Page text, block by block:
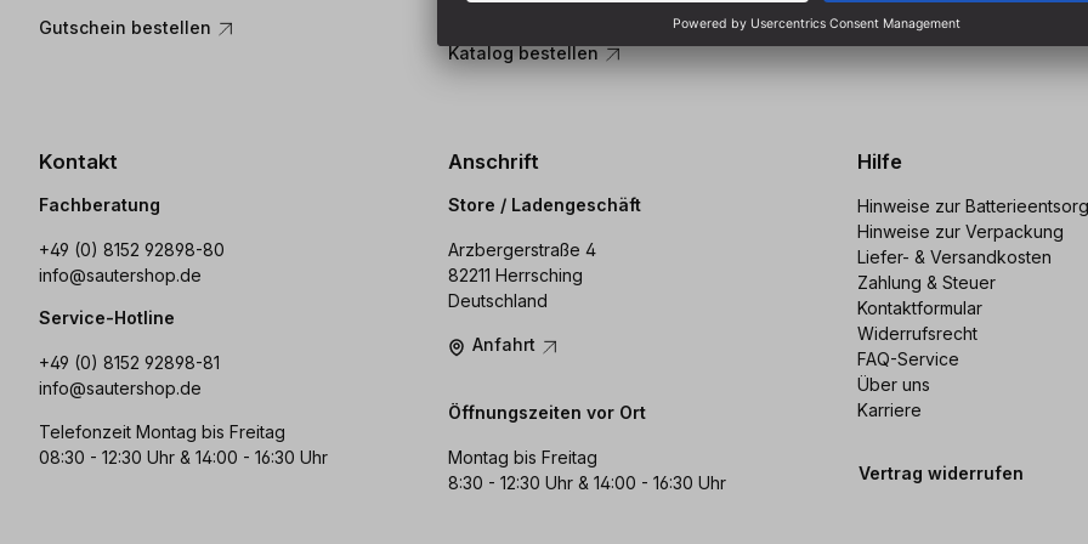
Gutschein bestellen
komplettes Sortiment.
Katalog bestellen
Kontakt
Fachberatung
+49 (0) 8152 92898-80
info@sautershop.de
Service-Hotline
+49 (0) 8152 92898-81
info@sautershop.de
Telefonzeit Montag bis Freitag
08:30 - 12:30 Uhr & 14:00 - 16:30 Uhr
Anschrift
Store / Ladengeschäft
Arzbergerstraße 4
82211 Herrsching
Deutschland
Anfahrt
Öffnungszeiten vor Ort
Montag bis Freitag
8:30 - 12:30 Uhr & 14:00 - 16:30 Uhr
Hilfe
Hinweise zur
Hinweise zur Verpackung
Liefer- & Versandkosten
Zahlung & Steuer
Kontaktformular
Widerrufsrecht
FAQ-Service
Über uns
Karriere
Vertrag widerrufen